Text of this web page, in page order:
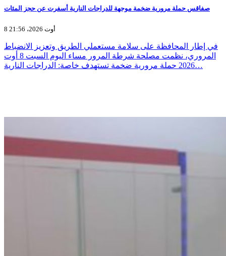
صفاقس حملة مرورية ضخمة موجهة للدراجات النارية أسفرت عن حجز المئات
8 أوت 2026، 21:56
في إطار المحافظة على سلامة مستعملي الطريق وتعزيز الانضباط
المروري، نظمت مصلحة شرطة المرور مساء اليوم السبت 8 أوت
2026 حملة مرورية ضخمة تستهدف خاصة: الدراجات النارية…